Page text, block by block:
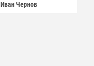
Иван Чернов